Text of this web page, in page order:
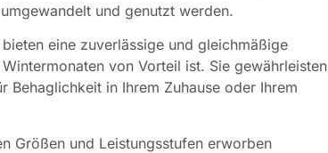
und genutzt werden.
eine zuverlässige und gleichmäßige
von Vorteil ist. Sie gewährleisten
Behaglichkeit in Ihrem Zuhause oder Ihrem
Größen und Leistungsstufen erworben